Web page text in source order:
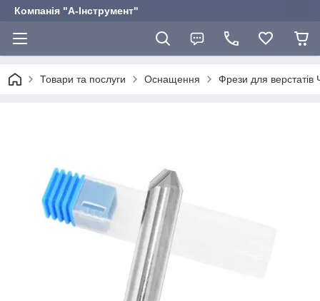
Компанія "А-Інструмент"
Товари та послуги Оснащення Фрези для верстатів